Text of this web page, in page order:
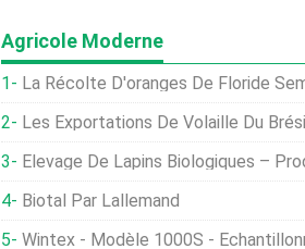
Agricole Moderne
La Récolte D'oranges De Floride Semble Être
Les Exportations De Volaille Du Brésil
Élevage De Lapins Biologiques –
Biotal Par Lallemand
Wintex - Modèle 1000S - Échantillonneur De Sol